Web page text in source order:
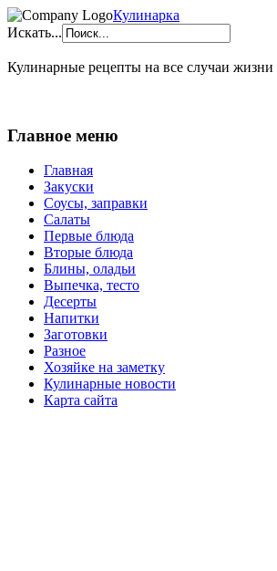
Кулинарка
Искать...
Кулинарные рецепты на все случаи жизни
Главное меню
Главная
Закуски
Соусы, заправки
Салаты
Первые блюда
Вторые блюда
Блины, оладьи
Выпечка, тесто
Десерты
Напитки
Заготовки
Разное
Хозяйке на заметку
Кулинарные новости
Карта сайта